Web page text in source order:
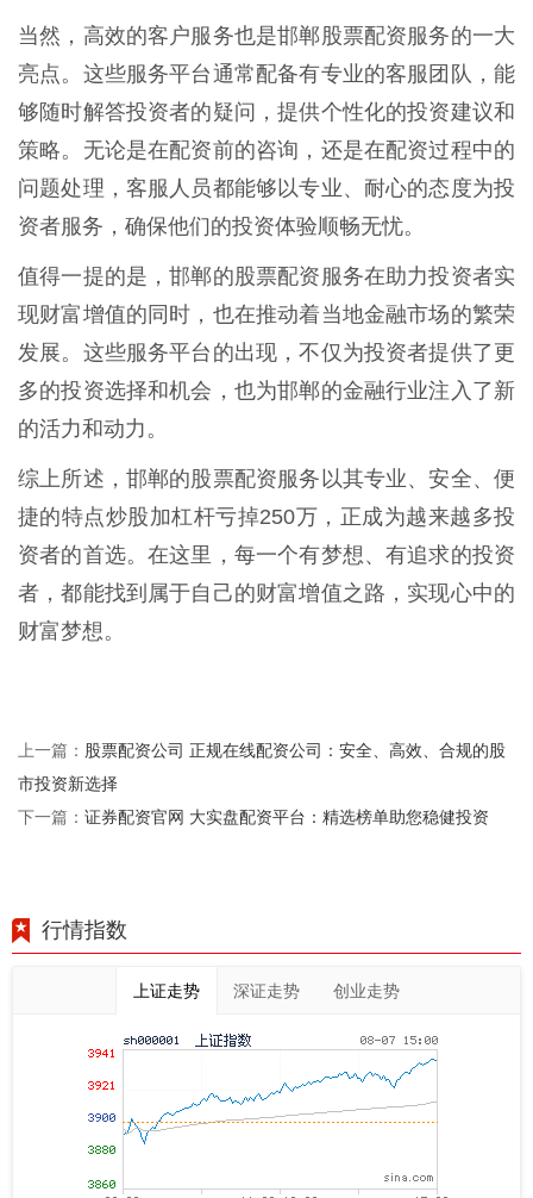
当然，高效的客户服务也是邯郸股票配资服务的一大
亮点。这些服务平台通常配备有专业的客服团队，能
够随时解答投资者的疑问，提供个性化的投资建议和
策略。无论是在配资前的咨询，还是在配资过程中的
问题处理，客服人员都能够以专业、耐心的态度为投
资者服务，确保他们的投资体验顺畅无忧。
值得一提的是，邯郸的股票配资服务在助力投资者实
现财富增值的同时，也在推动着当地金融市场的繁荣
发展。这些服务平台的出现，不仅为投资者提供了更
多的投资选择和机会，也为邯郸的金融行业注入了新
的活力和动力。
综上所述，邯郸的股票配资服务以其专业、安全、便
捷的特点炒股加杠杆亏掉250万，正成为越来越多投
资者的首选。在这里，每一个有梦想、有追求的投资
者，都能找到属于自己的财富增值之路，实现心中的
财富梦想。
上一篇： 股票配资公司 正规在线配资公司：安全、高效、合规的股
市投资新选择
下一篇： 证券配资官网 大实盘配资平台：精选榜单助您稳健投资
行情指数
上证走势 深证走势 创业走势